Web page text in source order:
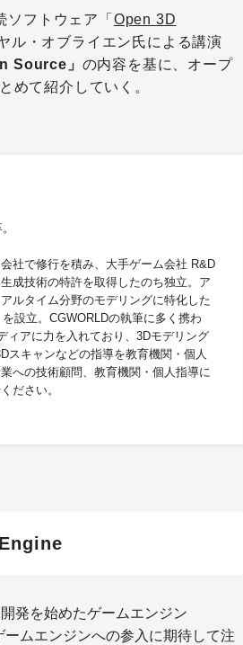
フトウェア「 Open 3D
ル・オブライエン氏による講演
Source」 の内容を基に、オープ
めて紹介していく。
社で修行を積み、大手ゲーム会社 R&D
成技術の特許を取得したのち独立。 ア
ルタイム分野のモデリングに特化した
設立。 CGWORLDの執筆に多く携わ
ィアに力を入れており、3Dモデリング
スキャンなどの指導を教育機関・個人
への技術顧問、教育機関・個人指導に
ださい。
発を始めたゲームエンジン
ムエンジンへの参入に期待して注